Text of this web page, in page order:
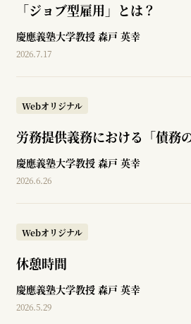
「ジョブ型雇用」とは？
慶應義塾大学教授 森戸 英幸
2026.7.17
Webオリジナル
労務提供義務における「債務
慶應義塾大学教授 森戸 英幸
2026.6.26
Webオリジナル
休憩時間
慶應義塾大学教授 森戸 英幸
2026.5.29